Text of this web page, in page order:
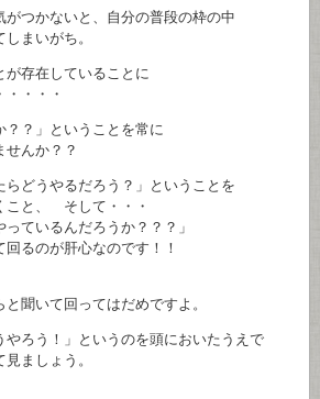
つかないと、自分の普段の枠の中
まいがち。
存在していることに
・・・
？」ということを常に
んか？？
どうやるだろう？」ということを
と、 そして・・・
ているんだろうか？？？」
るのが肝心なのです！！
いて回ってはだめですよ。
ろう！」というのを頭においたうえで
ましょう。